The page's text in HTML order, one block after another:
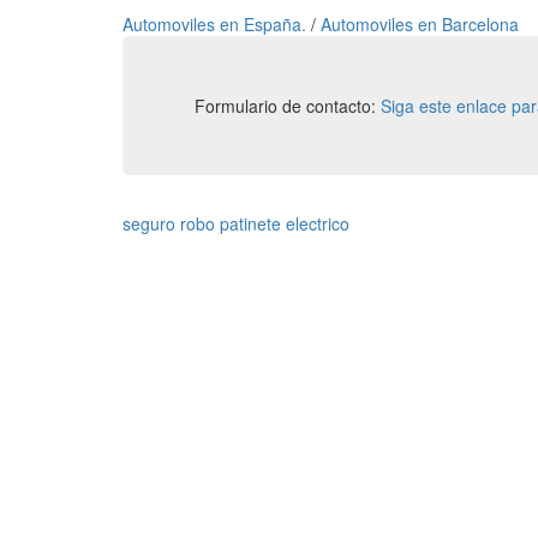
Automoviles en España. / Automoviles en Barcelona
Formulario de contacto: Siga este enlace
seguro robo patinete electrico